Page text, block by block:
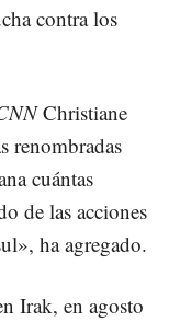
contra los
Christiane
renombradas
cuántas
de las acciones
ha agregado.
Irak, en agosto